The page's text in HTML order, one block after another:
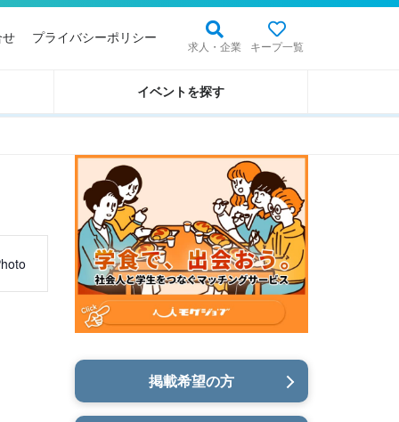
求人・企業 キープ一覧
せ プライバシーポリシー
イベントを探す
掲載希望の方